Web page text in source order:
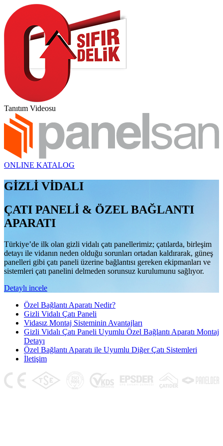
Tanıtım Videosu
ONLINE KATALOG
GİZLİ VİDALI
ÇATI PANELİ & ÖZEL BAĞLANTI
APARATI
Türkiye’de ilk olan gizli vidalı çatı panellerimiz; çatılarda, birleşim
detayı ile vidanın neden olduğu sorunları ortadan kaldırarak, güneş
panelleri gibi çatı paneli üzerine bağlantısı gereken ekipmanları ve
sistemleri çatı panelini delmeden sorunsuz kurulumunu sağlıyor.
Detaylı incele
Özel Bağlantı Aparatı Nedir?
Gizli Vidalı Çatı Paneli
Vidasız Montaj Sisteminin Avantajları
Gizli Vidalı Çatı Paneli Uyumlu Özel Bağlantı Aparatı Montaj
Detayı
Özel Bağlantı Aparatı ile Uyumlu Diğer Çatı Sistemleri
İletişim